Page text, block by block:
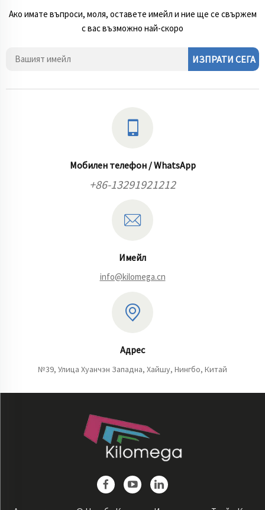
Ако имате въпроси, моля, оставете имейл и ние ще се свържем
с вас възможно най-скоро
ИЗПРАТИ СЕГА
Мобилен телефон / WhatsApp
+86-13291921212
Имейл
info@kilomega.cn
Адрес
№39, Улица Хуанчэн Западна, Хайшу, Нингбо, Китай